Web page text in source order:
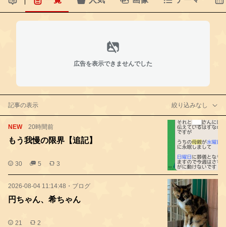
広告を表示できませんでした
記事の表示 絞り込みなし
NEW 20時間前
もう我慢の限界【追記】
30 5 3
2026-08-04 11:14:48 ・ ブログ
円ちゃん、希ちゃん
21 2